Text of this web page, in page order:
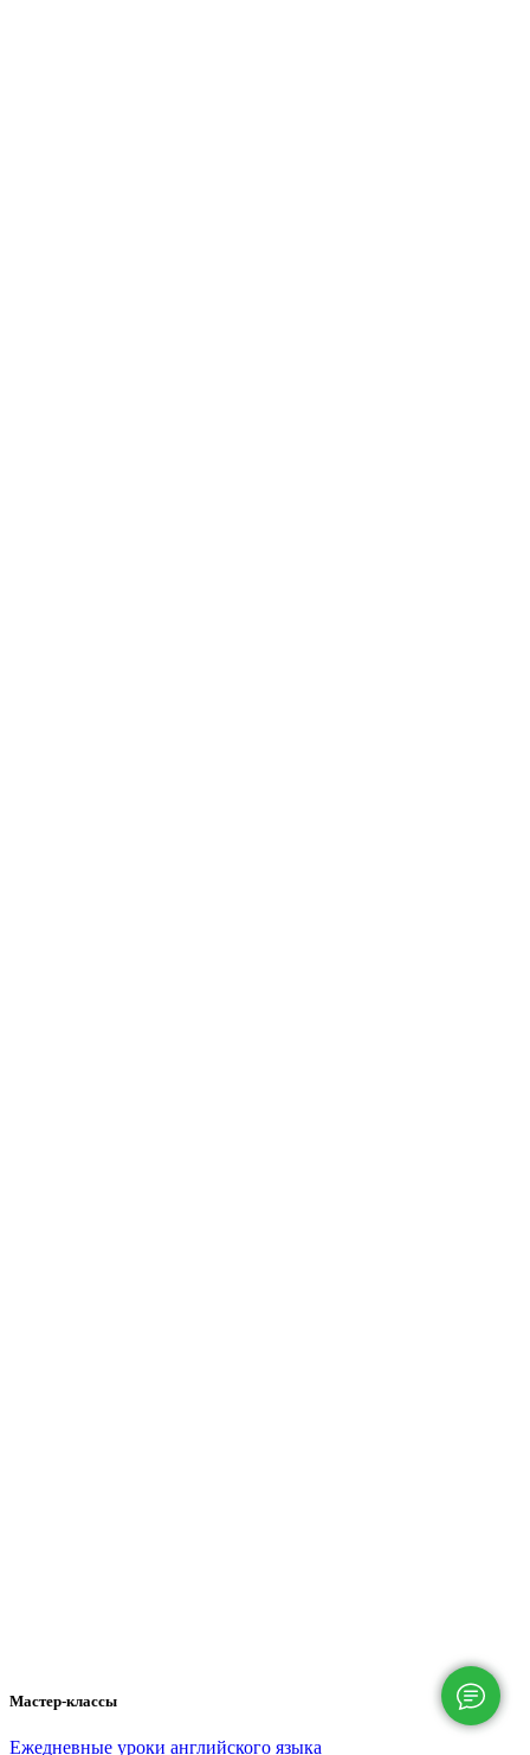
Мастер-классы
Ежедневные уроки английского языка